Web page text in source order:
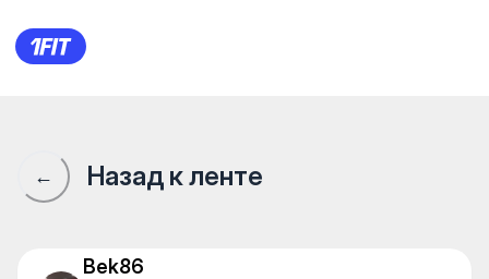
💪
← Назад к ленте
Bek86